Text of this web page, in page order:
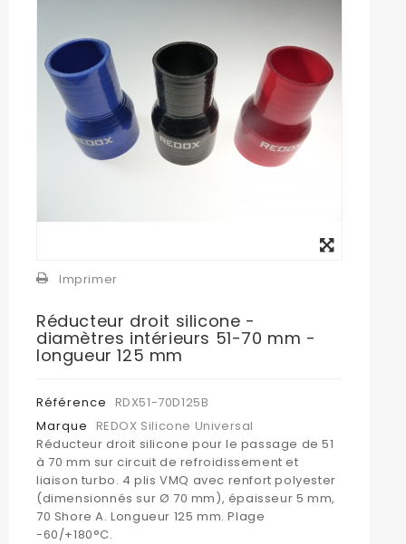
Imprimer
Réducteur droit silicone -
diamètres intérieurs 51-70 mm -
longueur 125 mm
Référence
RDX51-70D125B
Marque
REDOX Silicone Universal
Réducteur droit silicone pour le passage de 51
à 70 mm sur circuit de refroidissement et
liaison turbo. 4 plis VMQ avec renfort polyester
(dimensionnés sur Ø 70 mm), épaisseur 5 mm,
70 Shore A. Longueur 125 mm. Plage
-60/+180°C.